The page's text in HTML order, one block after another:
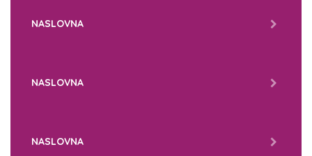
NASLOVNA
NASLOVNA
NASLOVNA